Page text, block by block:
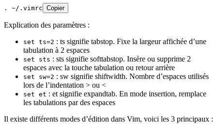
. ~/.vimrc Copier
Explication des paramètres :
set ts=2 : ts signifie tabstop. Fixe la largeur affichée d’une
tabulation à 2 espaces
set sts : sts signifie softtabstop. Insère ou supprime 2
espaces avec la touche tabulation ou retour arrière
set sw=2 : sw signifie shiftwidth. Nombre d’espaces utilisés
lors de l’indentation > ou <
set et : et signifie expandtab. En mode insertion, remplace
les tabulations par des espaces
Il existe différents modes d’édition dans Vim, voici les 3 principaux :